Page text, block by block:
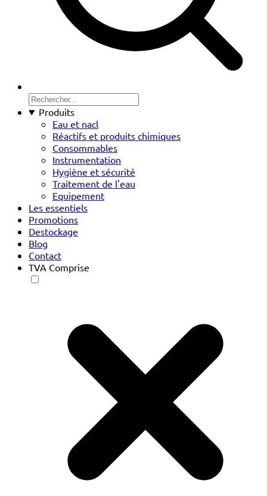
Produits
Eau et nacl
Réactifs et produits chimiques
Consommables
Instrumentation
Hygiène et sécurité
Traitement de l'eau
Equipement
Les essentiels
Promotions
Destockage
Blog
Contact
TVA Comprise